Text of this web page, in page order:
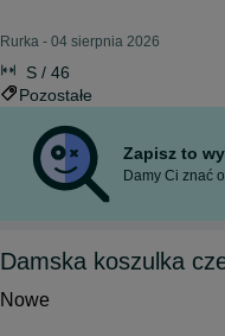
Rurka - 04 sierpnia 2026
S / 46
Pozostałe
Zapisz to
Damy Ci znać
Damska koszulka
Nowe